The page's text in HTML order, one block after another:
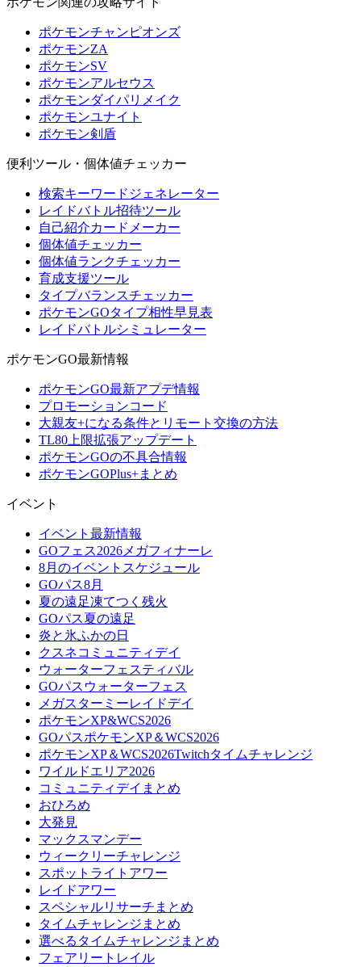
ポケモンチャンピオンズ
ポケモンZA
ポケモンSV
ポケモンアルセウス
ポケモンダイパリメイク
ポケモンユナイト
ポケモン剣盾
便利ツール・個体値チェッカー
検索キーワードジェネレーター
レイドバトル招待ツール
自己紹介カードメーカー
個体値チェッカー
個体値ランクチェッカー
育成支援ツール
タイプバランスチェッカー
ポケモンGOタイプ相性早見表
レイドバトルシミュレーター
ポケモンGO最新情報
ポケモンGO最新アプデ情報
プロモーションコード
大親友+になる条件とリモート交換の方法
TL80上限拡張アップデート
ポケモンGOの不具合情報
ポケモンGOPlus+まとめ
イベント
イベント最新情報
GOフェス2026メガフィナーレ
8月のイベントスケジュール
GOパス8月
夏の遠足凍てつく残火
GOパス夏の遠足
炎と氷ふかの日
クスネコミュニティデイ
ウォーターフェスティバル
GOパスウォーターフェス
メガスターミーレイドデイ
ポケモンXP&WCS2026
GOパスポケモンXP＆WCS2026
ポケモンXP＆WCS2026Twitchタイムチャレンジ
ワイルドエリア2026
コミュニティデイまとめ
おひろめ
大発見
マックスマンデー
ウィークリーチャレンジ
スポットライトアワー
レイドアワー
スペシャルリサーチまとめ
タイムチャレンジまとめ
選べるタイムチャレンジまとめ
フェアリートレイル